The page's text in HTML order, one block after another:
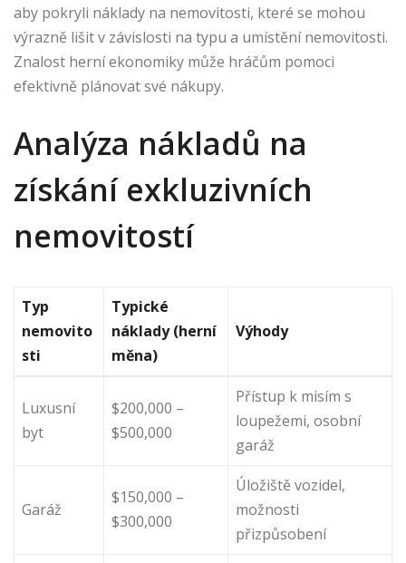
aby pokryli náklady na nemovitosti, které se mohou
výrazně lišit v závislosti na typu a umístění nemovitosti.
Znalost herní ekonomiky může hráčům pomoci
efektivně plánovat své nákupy.
Analýza nákladů na
získání exkluzivních
nemovitostí
Typ
nemovito
sti
Typické
náklady (herní
měna)
Výhody
Luxusní
byt
$200,000 –
$500,000
Přístup k misím s
loupežemi, osobní
garáž
Garáž
$150,000 –
$300,000
Úložiště vozidel,
možnosti
přizpůsobení